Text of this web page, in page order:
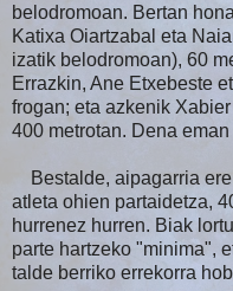
belodromoan. Bertan
Katixa Oiartzabal eta
izatik belodromoan), 60
Errazkin, Ane Etxebeste
frogan; eta azkenik
400 metrotan. Dena
Bestalde, aipagarria ere
atleta ohien partaidetza,
hurrenez hurren. Biak
parte hartzeko "minima",
talde berriko errekorra